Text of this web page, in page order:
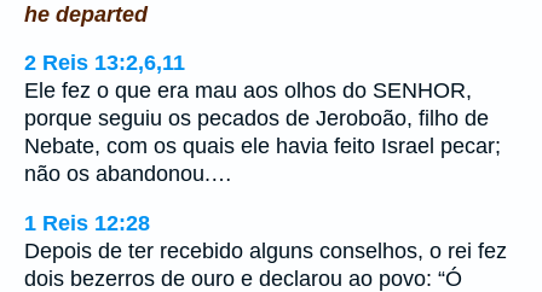
he departed
2 Reis 13:2,6,11
Ele fez o que era mau aos olhos do SENHOR,
porque seguiu os pecados de Jeroboão, filho de
Nebate, com os quais ele havia feito Israel pecar;
não os abandonou.…
1 Reis 12:28
Depois de ter recebido alguns conselhos, o rei fez
dois bezerros de ouro e declarou ao povo: “Ó